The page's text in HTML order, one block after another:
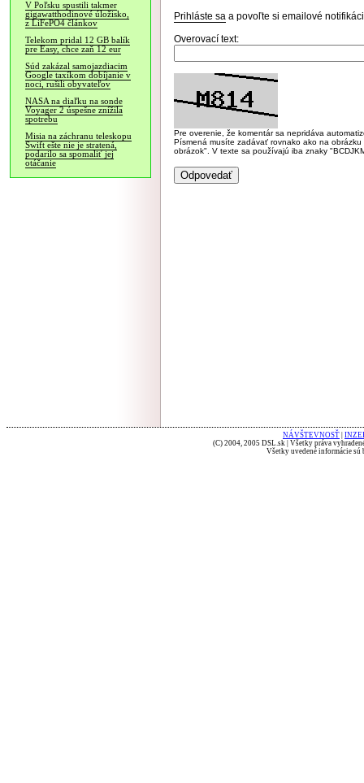
V Poľsku spustili takmer
gigawatthodinové úložisko,
z LiFePO4 článkov
Telekom pridal 12 GB balík
pre Easy, chce zaň 12 eur
Súd zakázal samojazdiacim
Google taxíkom dobíjanie v
noci, rušili obyvateľov
NASA na diaľku na sonde
Voyager 2 úspešne znížila
spotrebu
Misia na záchranu teleskopu
Swift ešte nie je stratená,
podarilo sa spomaliť jej
otáčanie
Prihláste sa a povoľte si emailové
Overovací text:
Pre overenie, že komentár sa nepridáva
Písmená musíte zadávať rovnako ako na
obrázok". V texte sa používajú iba znaky
NÁVŠTEVNOSŤ
(C) 2004, 2005 DSL.sk | Všetky práva
Všetky uvedené informácie sú